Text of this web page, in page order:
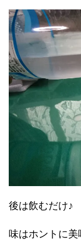
後は飲むだけ♪
味はホントに